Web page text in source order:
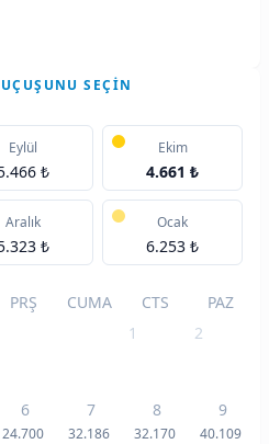
SEÇIN
Eylül
₺
Ekim
4.661 ₺
Aralık
₺
Ocak
6.253 ₺
PRŞ CUMA CTS
PAZ
1
2
6
24.700
7
32.186
8
32.170
9
40.109